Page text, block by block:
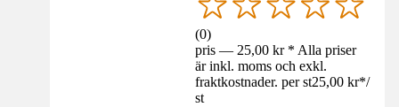
(0)
pris — 25,00 kr * Alla priser
är inkl. moms och exkl.
fraktkostnader. per st25,00 kr*/
st